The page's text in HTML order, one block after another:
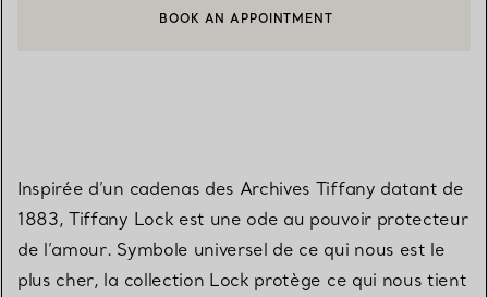
CONTACTER UN CONSEILLER CLIENT OU PRENDRE RENDEZ-
BOOK AN APPOINTMENT
Inspirée d’un cadenas des Archives Tiffany datant de
1883, Tiffany Lock est une ode au pouvoir protecteur
de l’amour. Symbole universel de ce qui nous est le
plus cher, la collection Lock protège ce qui nous tient